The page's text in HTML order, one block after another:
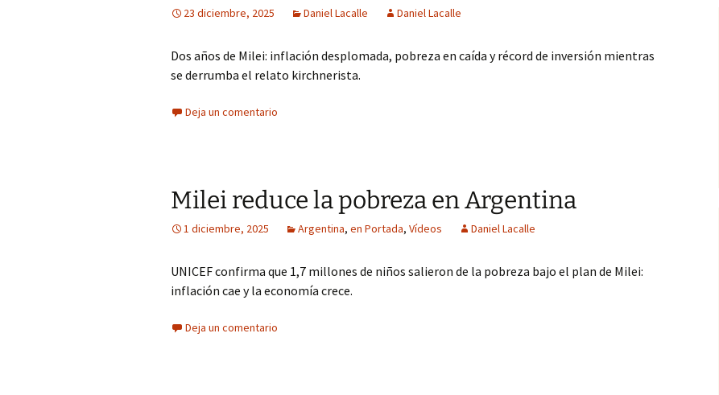
23 diciembre, 2025 Daniel Lacalle Daniel Lacalle
Dos años de Milei: inflación desplomada, pobreza en caída y récord de inversión mientras
se derrumba el relato kirchnerista.
Deja un comentario
Milei reduce la pobreza en Argentina
1 diciembre, 2025 Argentina, en Portada, Vídeos Daniel Lacalle
UNICEF confirma que 1,7 millones de niños salieron de la pobreza bajo el plan de Milei:
inflación cae y la economía crece.
Deja un comentario